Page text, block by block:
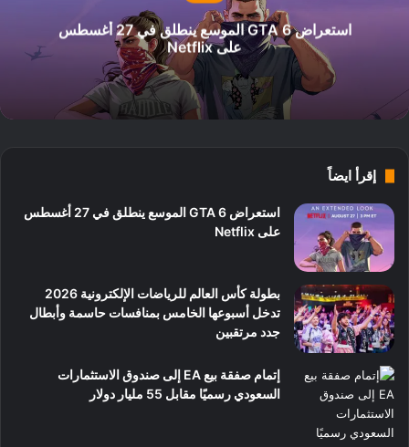
استعراض GTA 6 الموسع ينطلق في 27 أغسطس
على Netflix
إقرأ ايضاً
استعراض GTA 6 الموسع ينطلق في 27 أغسطس
على Netflix
بطولة كأس العالم للرياضات الإلكترونية 2026
تدخل أسبوعها الخامس بمنافسات حاسمة وأبطال
جدد مرتقبين
إتمام صفقة بيع EA إلى صندوق الاستثمارات
السعودي رسميًا مقابل 55 مليار دولار